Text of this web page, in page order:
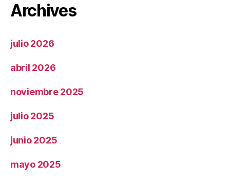
Archives
julio 2026
abril 2026
noviembre 2025
julio 2025
junio 2025
mayo 2025